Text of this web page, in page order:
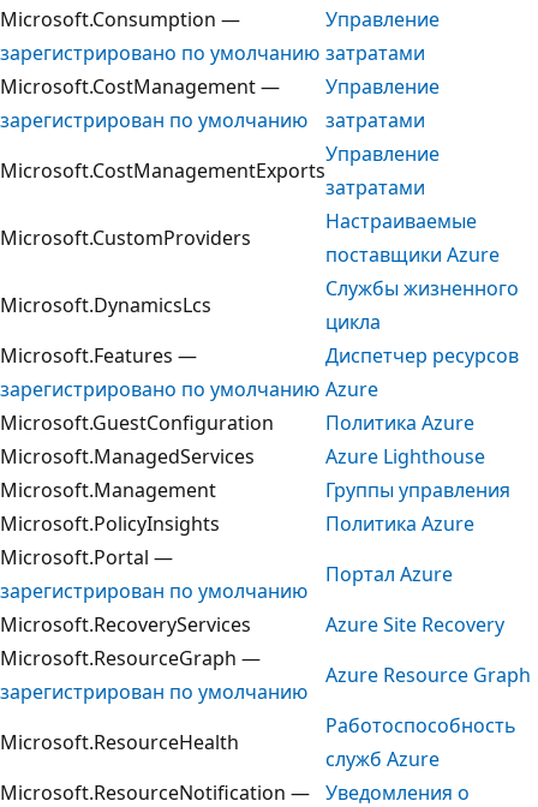
Microsoft.Consumption —
зарегистрировано по умолчанию
Управление
затратами
Microsoft.CostManagement —
зарегистрирован по умолчанию
Управление
затратами
Microsoft.CostManagementExports
Управление
затратами
Microsoft.CustomProviders
Настраиваемые
поставщики Azure
Microsoft.DynamicsLcs
Службы жизненного
цикла
Microsoft.Features —
зарегистрировано по умолчанию
Диспетчер ресурсов
Azure
Microsoft.GuestConfiguration
Политика Azure
Microsoft.ManagedServices
Azure Lighthouse
Microsoft.Management
Группы управления
Microsoft.PolicyInsights
Политика Azure
Microsoft.Portal —
зарегистрирован по умолчанию
Портал Azure
Microsoft.RecoveryServices
Azure Site Recovery
Microsoft.ResourceGraph —
зарегистрирован по умолчанию
Azure Resource Graph
Microsoft.ResourceHealth
Работоспособность
служб Azure
Microsoft.ResourceNotification — Уведомления о